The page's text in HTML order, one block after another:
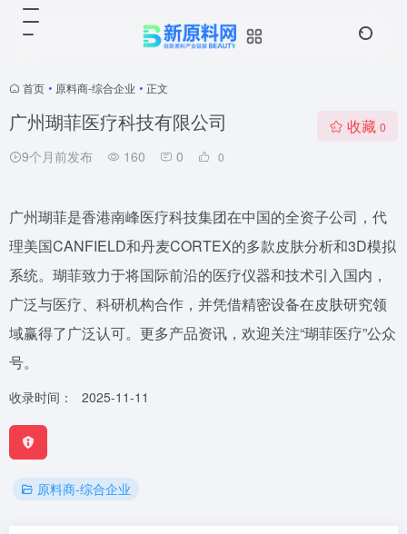
首页 • 原料商-综合企业 • 正文
广州瑚菲医疗科技有限公司
9个月前发布 160 0 0
收藏 0
广州瑚菲是香港南峰医疗科技集团在中国的全资子公司，代
理美国CANFIELD和丹麦CORTEX的多款皮肤分析和3D模拟
系统。瑚菲致力于将国际前沿的医疗仪器和技术引入国内，
广泛与医疗、科研机构合作，并凭借精密设备在皮肤研究领
域赢得了广泛认可。更多产品资讯，欢迎关注“瑚菲医疗”公众
号。
收录时间： 2025-11-11
原料商-综合企业